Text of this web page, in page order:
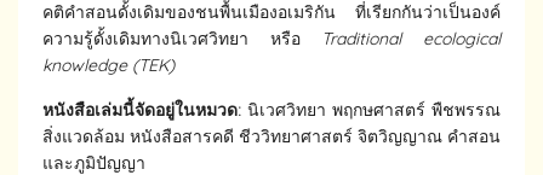
คติคำสอนดั้งเดิมของชนพื้นเมืองอเมริกัน ที่เรียกกันว่าเป็นองค์
ความรู้ดั้งเดิมทางนิเวศวิทยา หรือ
Traditional ecological
knowledge (TEK)
หนังสือเล่มนี้จัดอยู่ในหมวด: นิเวศวิทยา พฤกษศาสตร์ พืชพรรณ
สิ่งแวดล้อม หนังสือสารคดี ชีววิทยาศาสตร์ จิตวิญญาณ คำสอน
และภูมิปัญญา